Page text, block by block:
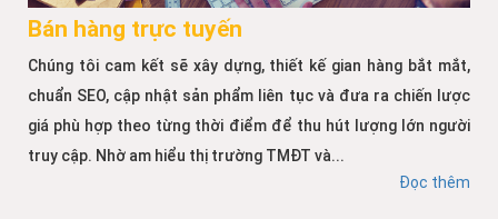
Bán hàng trực tuyến
Chúng tôi cam kết sẽ xây dựng, thiết kế gian hàng bắt mắt,
chuẩn SEO, cập nhật sản phẩm liên tục và đưa ra chiến lược
giá phù hợp theo từng thời điểm để thu hút lượng lớn người
truy cập. Nhờ am hiểu thị trường TMĐT và...
Đọc thêm